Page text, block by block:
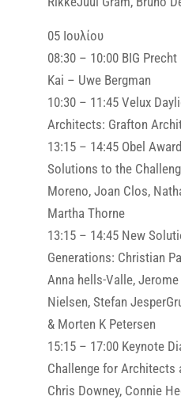
05 Ιουλίου
08:30 – 10:00 BIG
Kai – Uwe Bergman
10:30 – 11:45 Velux
Architects: Grafton
13:15 – 14:45 Obel
Solutions to the
Moreno, Joan Clos,
Martha Thorne
13:15 – 14:45 New
Generations: Christian
Anna hells-Valle,
Nielsen, Stefan
& Morten K Petersen
15:15 – 17:00 Keynote
Challenge for Architects
Chris Downey, Connie